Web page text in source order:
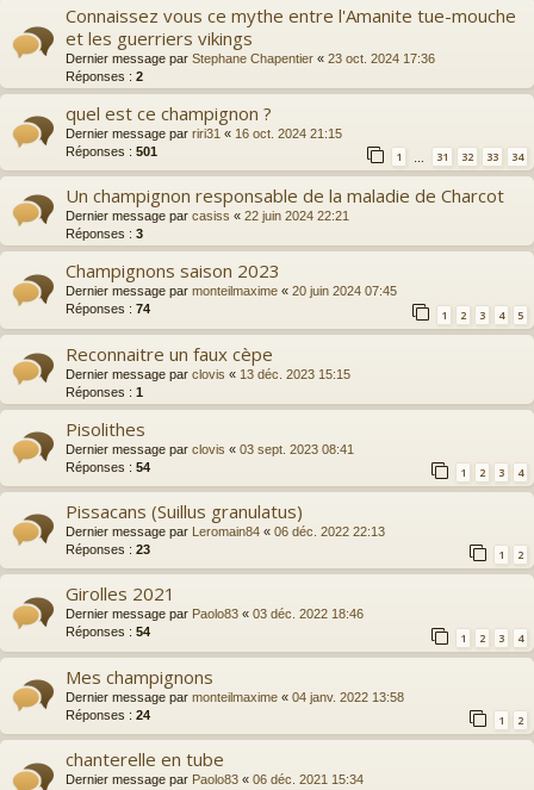
Connaissez vous ce mythe entre l'Amanite tue-mouche
et les guerriers vikings
Dernier message par Stephane Chapentier « 23 oct. 2024 17:36
Réponses : 2
quel est ce champignon ?
Dernier message par riri31 « 16 oct. 2024 21:15
Réponses : 501 1 … 31 32 33 34
Un champignon responsable de la maladie de Charcot
Dernier message par casiss « 22 juin 2024 22:21
Réponses : 3
Champignons saison 2023
Dernier message par monteilmaxime « 20 juin 2024 07:45
Réponses : 74 1 2 3 4 5
Reconnaitre un faux cèpe
Dernier message par clovis « 13 déc. 2023 15:15
Réponses : 1
Pisolithes
Dernier message par clovis « 03 sept. 2023 08:41
Réponses : 54 1 2 3 4
Pissacans (Suillus granulatus)
Dernier message par Leromain84 « 06 déc. 2022 22:13
Réponses : 23 1 2
Girolles 2021
Dernier message par Paolo83 « 03 déc. 2022 18:46
Réponses : 54 1 2 3 4
Mes champignons
Dernier message par monteilmaxime « 04 janv. 2022 13:58
Réponses : 24 1 2
chanterelle en tube
Dernier message par Paolo83 « 06 déc. 2021 15:34